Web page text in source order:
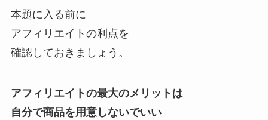
本題に入る前に
アフィリエイトの利点を
確認しておきましょう。
アフィリエイトの最大のメリットは
自分で商品を用意しないでいい